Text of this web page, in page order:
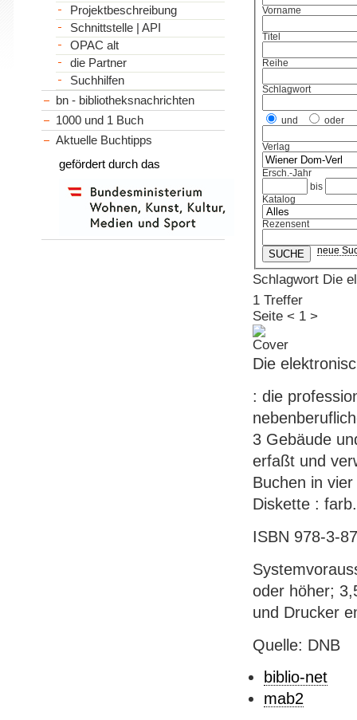
Vorname
Titel
Reihe
Schlagwort
und oder
Verlag
Ersch.-Jahr
bis
Katalog
Rezensent
neue
Schlagwort
1 Treffer
Seite < 1 >
Die
: die
3 Gebäude
erfaßt und
Buchen in
Diskette :
ISBN 978-3-
oder höher;
und Drucker
Quelle: DNB
biblio-net
mab2
Projektbeschreibung
Schnittstelle | API
OPAC alt
die Partner
Suchhilfen
bn - bibliotheksnachrichten
1000 und 1 Buch
Aktuelle Buchtipps
gefördert durch das